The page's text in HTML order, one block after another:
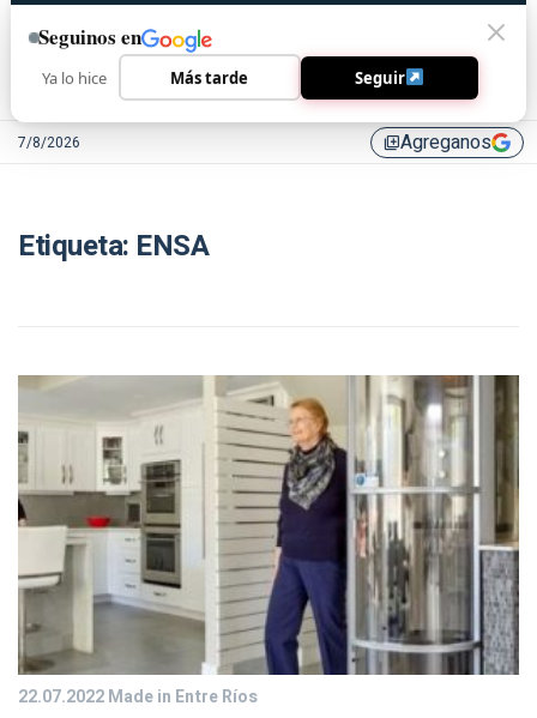
7/8/2026 library_addAgreganos
Etiqueta: ENSA
22.07.2022Made in Entre Ríos
Seguinos en
Ya lo hice Más tarde Seguir